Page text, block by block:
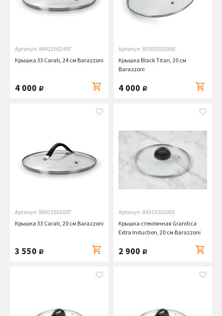
Артикул: 84913502497
Крышка 33 Carati, 24 см Barazzoni
4 000 руб.
Артикул: 85503502098
Крышка Black Titan, 20 см
Barazzoni
4 000 руб.
Артикул: 84913502097
Крышка 33 Carati, 20 см Barazzoni
3 550 руб.
Артикул: 84913502003
Крышка стеклянная Granitica
Extra Induction, 20 см Barazzoni
2 900 руб.